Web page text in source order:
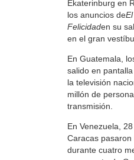
Ekaterinburg en
los anuncios de
Felicidaden su
en el gran
En Guatemala,
salido en
la televisión
millón de
transmisión.
En Venezuela,
Caracas pasaron
durante cuatro